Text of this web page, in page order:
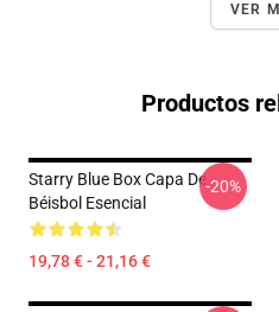
VER
Productos
Starry Blue Box Capa De
Béisbol Esencial
19,78 € - 21,16 €
-20%